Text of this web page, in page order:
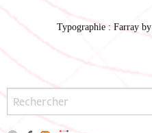
Typographie : Farray by